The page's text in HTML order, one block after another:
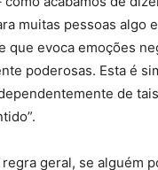
muitas pessoas algo
que evoca emoções
poderosas. Esta é
de
geral, se alguém